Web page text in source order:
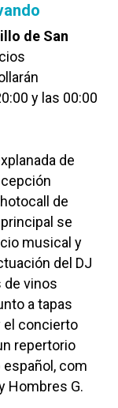
de San
y las 00:00
de
de
se
musical y
del DJ
de vinos
a tapas
el concierto
repertorio
com
Hombres G.